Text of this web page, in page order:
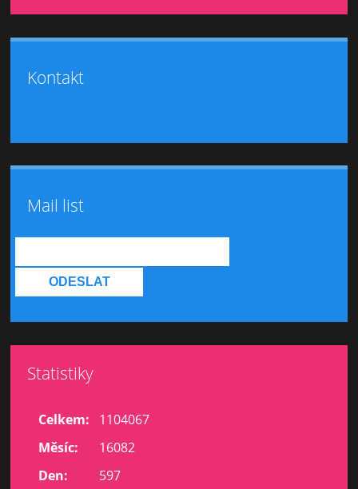
Kontakt
Mail list
Statistiky
Celkem:
1104067
Měsíc:
16082
Den:
597